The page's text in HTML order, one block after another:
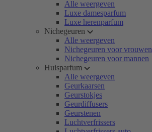
Alle weergeven
Luxe damesparfum
Luxe herenparfum
Nichegeuren
Alle weergeven
Nichegeuren voor vrouwen
Nichegeuren voor mannen
Huisparfum
Alle weergeven
Geurkaarsen
Geurstokjes
Geurdiffusers
Geurstenen
Luchtverfrissers